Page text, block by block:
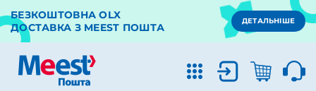
БЕЗКОШТОВНА OLX
ДОСТАВКА З MEEST ПОШТА
ДЕТАЛЬНІШЕ